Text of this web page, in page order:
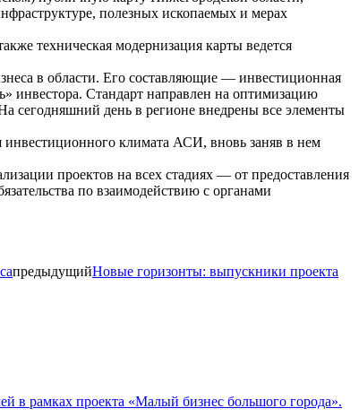
полезных ископаемых и мерах
техническая модернизация карты ведется
в области. Его составляющие — инвестиционная
инвестора. Стандарт направлен на оптимизацию
сегодняшний день в регионе внедрены все элементы
инвестиционного климата АСИ, вновь заняв в нем
проектов на всех стадиях — от предоставления
по взаимодействию с органами
предыдущийНовые горизонты: выпускники проекта
в рамках проекта «Малый бизнес большого города».